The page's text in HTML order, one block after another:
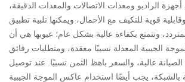
الراديو ومعدات الاتصالات والمعدات الدقيقة،
قوية للتكيف مع الأحمال، ويمكنها تلبية تطبيق
وتتمتع بكفاءة عالية بشكل عام؛ عيوبها هي أن
الجيبية المعدلة نسبيًا معقدة، ومتطلبات رقائق
الصيانة عالية، والسعر باهظ الثمن نسبيًا. عند توصيل
بالشبكة، يجب أيضًا استخدام عاكس الموجة الجيبية